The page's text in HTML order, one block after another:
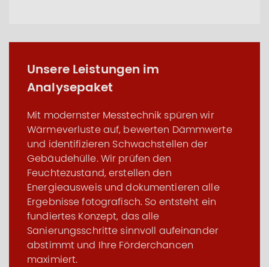
Unsere Leistungen im
Analysepaket
Mit modernster Messtechnik spüren wir
Wärmeverluste auf, bewerten Dämmwerte
und identifizieren Schwachstellen der
Gebäudehülle. Wir prüfen den
Feuchtezustand, erstellen den
Energieausweis und dokumentieren alle
Ergebnisse fotografisch. So entsteht ein
fundiertes Konzept, das alle
Sanierungsschritte sinnvoll aufeinander
abstimmt und Ihre Förderchancen
maximiert.